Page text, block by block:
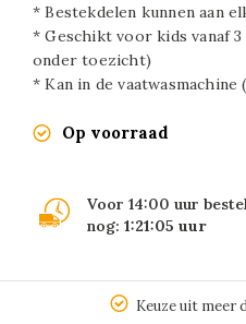
* Bestekdelen kunnen aan
* Geschikt voor kids vanaf
onder toezicht)
* Kan in de vaatwasmachine
Op voorraad
Voor 14:00 uur
nog: 1:21:05 uur
Keuze uit meer